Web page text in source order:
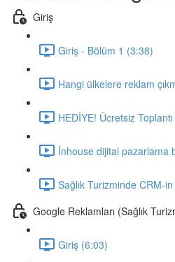
Giriş
Giriş - Bölüm 1 (3:38)
Hangi ülkelere reklam
HEDİYE! Ücretsiz
İnhouse dijital pazarlama
Sağlık Turizminde CRM-
Google Reklamları (Sağlık
Giriş (6:03)